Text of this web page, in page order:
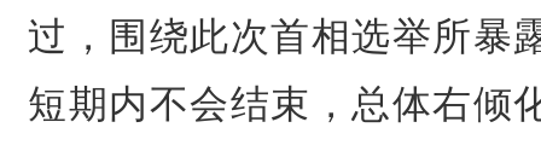
过，围绕此次首相选举所暴
短期内不会结束，总体右倾